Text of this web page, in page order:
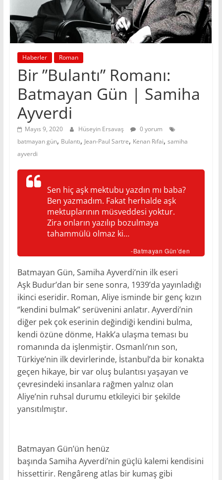
Haberler Roman
Bir ”Bulantı” Romanı:
Batmayan Gün | Samiha
Ayverdi
Mayıs 9, 2020 Hüseyin Ersavaş
0 yorum
batmayan gün, Bulantı, Jean-Paul Sartre, Kenan Rıfai, samiha
ayverdi
Sen hiç aşk mektubu yazdın mı baba?
Ben yazmadım. Fakat herhalde aşk
mektuplarının müsveddesi yoktur.
Zira onların yazılıp bozulmaya
tahammülü olmaz ki…
-Batmayan Gün’den
Batmayan Gün, Samiha Ayverdi’nin ilk eseri
Aşk Budur’dan bir sene sonra, 1939’da yayınladığı
ikinci eseridir. Roman, Aliye isminde bir genç kızın
‘’kendini bulmak’’ serüvenini anlatır. Ayverdi’nin
diğer pek çok eserinin değindiği kendini bulma,
kendi özüne dönme, Hakk’a ulaşma teması bu
romanında da işlenmiştir. Osmanlı’nın son,
Türkiye’nin ilk devirlerinde, İstanbul’da bir konakta
geçen hikaye, bir var oluş bulantısı yaşayan ve
çevresindeki insanlara rağmen yalnız olan
Aliye’nin ruhsal durumu etkileyici bir şekilde
yansıtılmıştır.
Batmayan Gün’ün henüz
başında Samiha Ayverdi’nin güçlü kalemi kendisini
hissettirir. Rengâreng atlas bir kumaş gibi